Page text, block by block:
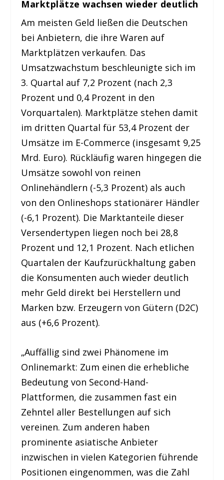
Marktplätze wachsen wieder deutlich
Am meisten Geld ließen die Deutschen
bei Anbietern, die ihre Waren auf
Marktplätzen verkaufen. Das
Umsatzwachstum beschleunigte sich im
3. Quartal auf 7,2 Prozent (nach 2,3
Prozent und 0,4 Prozent in den
Vorquartalen). Marktplätze stehen damit
im dritten Quartal für 53,4 Prozent der
Umsätze im E-Commerce (insgesamt 9,25
Mrd. Euro). Rückläufig waren hingegen die
Umsätze sowohl von reinen
Onlinehändlern (-5,3 Prozent) als auch
von den Onlineshops stationärer Händler
(-6,1 Prozent). Die Marktanteile dieser
Versendertypen liegen noch bei 28,8
Prozent und 12,1 Prozent. Nach etlichen
Quartalen der Kaufzurückhaltung gaben
die Konsumenten auch wieder deutlich
mehr Geld direkt bei Herstellern und
Marken bzw. Erzeugern von Gütern (D2C)
aus (+6,6 Prozent).
„Auffällig sind zwei Phänomene im
Onlinemarkt: Zum einen die erhebliche
Bedeutung von Second-Hand-
Plattformen, die zusammen fast ein
Zehntel aller Bestellungen auf sich
vereinen. Zum anderen haben
prominente asiatische Anbieter
inzwischen in vielen Kategorien führende
Positionen eingenommen, was die Zahl